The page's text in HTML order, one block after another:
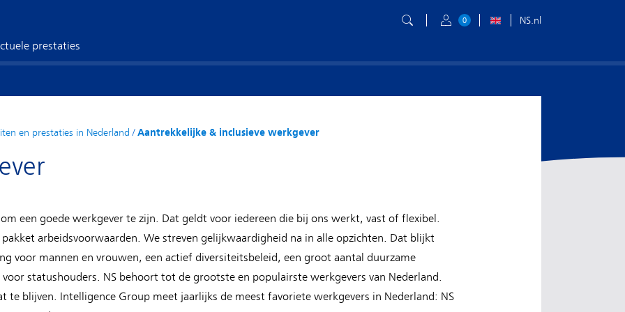
0 NS.nl
prestaties
en prestaties in Nederland /Aantrekkelijke & inclusieve werkgever
een goede werkgever te zijn. Dat geldt voor iedereen die bij ons werkt, vast of flexibel.
arbeidsvoorwaarden. We streven gelijkwaardigheid na in alle opzichten. Dat blijkt
voor mannen en vrouwen, een actief diversiteitsbeleid, een groot aantal duurzame
statushouders. NS behoort tot de grootste en populairste werkgevers van Nederland.
te blijven. Intelligence Group meet jaarlijks de meest favoriete werkgevers in Nederland: NS